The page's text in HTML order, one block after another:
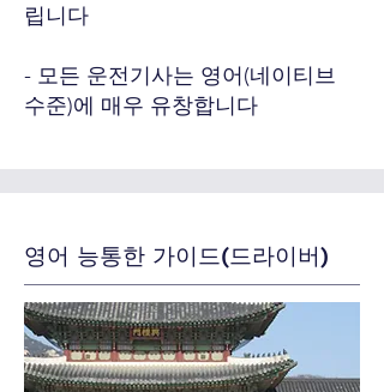
립니다
- 모든 운전기사는 영어(네이티브
수준)에 매우 유창합니다
영어 능통한 가이드(드라이버)